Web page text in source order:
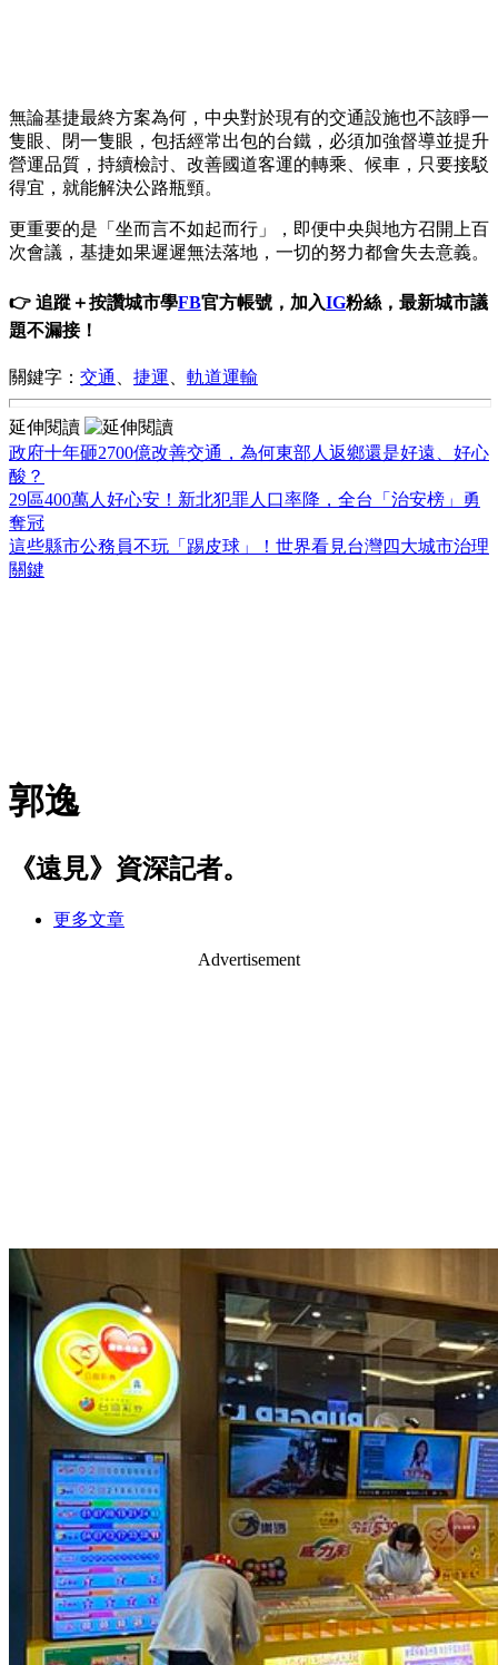
無論基捷最終方案為何，中央對於現有的交通設施也不該睜一
隻眼、閉一隻眼，包括經常出包的台鐵，必須加強督導並提升
營運品質，持續檢討、改善國道客運的轉乘、候車，只要接駁
得宜，就能解決公路瓶頸。
更重要的是「坐而言不如起而行」，即便中央與地方召開上百
次會議，基捷如果遲遲無法落地，一切的努力都會失去意義。
👉 追蹤＋按讚城市學FB官方帳號，加入IG粉絲，最新城市議
題不漏接！
關鍵字： 交通 捷運 軌道運輸
延伸閱讀
政府十年砸2700億改善交通，為何東部人返鄉還是好遠、好心
酸？
29區400萬人好心安！新北犯罪人口率降，全台「治安榜」勇
奪冠
這些縣市公務員不玩「踢皮球」！世界看見台灣四大城市治理
關鍵
郭逸
《遠見》資深記者。
更多文章
Advertisement